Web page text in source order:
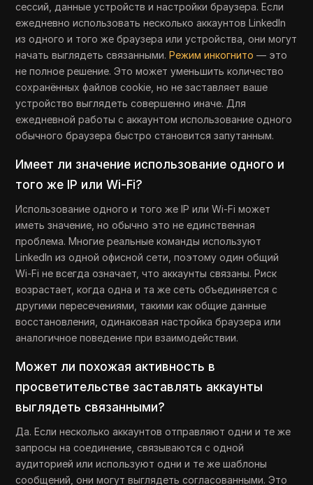
сессий, данные устройств и настройки браузера. Если
ежедневно использовать несколько аккаунтов LinkedIn
из одного и того же браузера или устройства, они могут
начать выглядеть связанными.Режим инкогнито — это
не полное решение. Это может уменьшить количество
сохранённых файлов cookie, но не заставляет ваше
устройство выглядеть совершенно иначе. Для
ежедневной работы с аккаунтом использование одного
обычного браузера быстро становится запутанным.
Имеет ли значение использование одного и
того же IP или Wi-Fi?
Использование одного и того же IP или Wi-Fi может
иметь значение, но обычно это не единственная
проблема. Многие реальные команды используют
LinkedIn из одной офисной сети, поэтому один общий
Wi-Fi не всегда означает, что аккаунты связаны. Риск
возрастает, когда одна и та же сеть объединяется с
другими пересечениями, такими как общие данные
восстановления, одинаковая настройка браузера или
аналогичное поведение при взаимодействии.
Может ли похожая активность в
просветительстве заставлять аккаунты
выглядеть связанными?
Да. Если несколько аккаунтов отправляют одни и те же
запросы на соединение, связываются с одной
аудиторией или используют одни и те же шаблоны
сообщений, они могут выглядеть согласованными. Это